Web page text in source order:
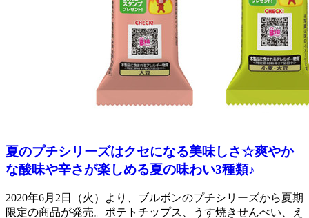
夏のプチシリーズはクセになる美味しさ☆爽やか
な酸味や辛さが楽しめる夏の味わい3種類♪
2020年6月2日（火）より、ブルボンのプチシリーズから夏期
限定の商品が発売。ポテトチップス、うす焼きせんべい、え